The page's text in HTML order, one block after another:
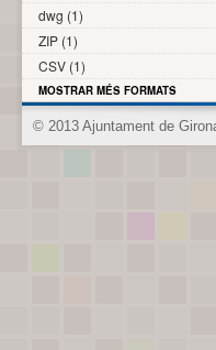
dwg (1)
ZIP (1)
CSV (1)
MOSTRAR MÉS FORMATS
© 2013 Ajuntament de